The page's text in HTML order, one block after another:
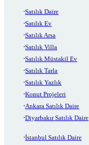
Satılık Daire
Satılık Ev
Satılık Arsa
Satılık Villa
Satılık Müstakil Ev
Satılık Tarla
Satılık Yazlık
Konut Projeleri
Ankara Satılık Daire
Diyarbakır Satılık Daire
İstanbul Satılık Daire